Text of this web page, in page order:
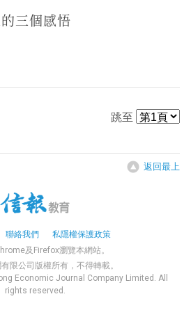
三個感悟
跳至
返回最上
聯絡我們
私隱權保護政策
及Firefox瀏覽本網站。
限公司版權所有，不得轉載。
Economic Journal Company Limited. All
rights reserved.